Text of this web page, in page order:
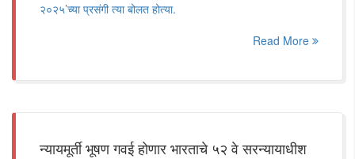
२०२५’च्या प्रसंगी त्या बोलत होत्या.
Read More
न्यायमूर्ती भूषण गवई होणार भारताचे ५२ वे सरन्यायाधीश